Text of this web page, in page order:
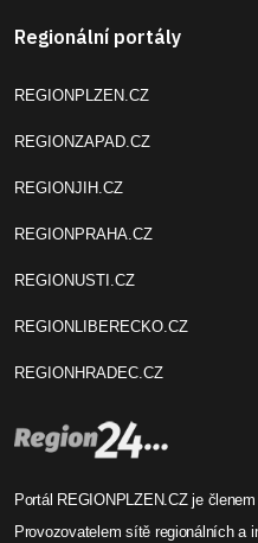
Regionální portály
REGIONPLZEN.CZ
REGIONZAPAD.CZ
REGIONJIH.CZ
REGIONPRAHA.CZ
REGIONUSTI.CZ
REGIONLIBERECKO.CZ
REGIONHRADEC.CZ
Portál REGIONPLZEN.CZ je
Provozovatelem sítě regionálních a